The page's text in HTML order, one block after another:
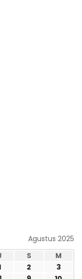
Agustus 2025
S
M
2
3